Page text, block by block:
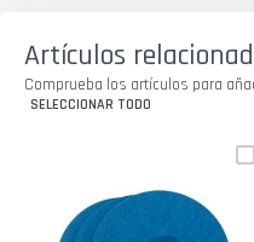
Artículos
Comprueba los artículos para
SELECCIONAR TODO